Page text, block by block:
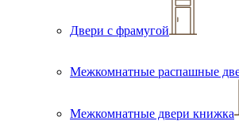
Двери с фрамугой
Межкомнатные распашные
Межкомнатные двери книжка